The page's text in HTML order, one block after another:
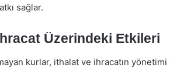
sağlar.
Üzerindeki Etkileri
kurlar, ithalat ve ihracatın